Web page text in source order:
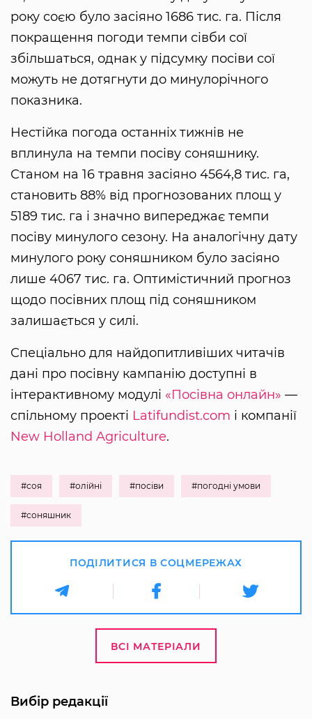
року соєю було засіяно 1686 тис. га. Після
покращення погоди темпи сівби сої
збільшаться, однак у підсумку посіви сої
можуть не дотягнути до минулорічного
показника.
Нестійка погода останніх тижнів не
вплинула на темпи посіву соняшнику.
Станом на 16 травня засіяно 4564,8 тис. га,
становить 88% від прогнозованих площ у
5189 тис. га і значно випереджає темпи
посіву минулого сезону. На аналогічну дату
минулого року соняшником було засіяно
лише 4067 тис. га. Оптимістичний прогноз
щодо посівних площ під соняшником
залишається у силі.
Спеціально для найдопитливіших читачів
дані про посівну кампанію доступні в
інтерактивному модулі «Посівна онлайн» —
спільному проекті Latifundist.com і компанії
New Holland Agriculture.
#соя #олійні #посіви #погодні умови
#соняшник
ПОДІЛИТИСЯ В СОЦМЕРЕЖАХ
ВСІ МАТЕРІАЛИ
Вибір редакції